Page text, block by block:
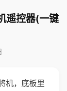
遥控器(一键
机，底板里